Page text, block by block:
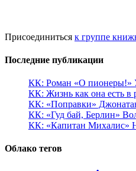
Присоединиться к группе
Последние публикации
КК: Роман «О пионеры!»
КК: Жизнь как она есть в
КК: «Поправки»
КК: «Гуд бай, Берлин»
КК: «Капитан Михалис»
Облако тегов